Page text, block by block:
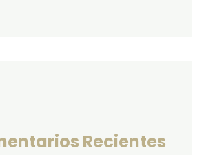
Recientes